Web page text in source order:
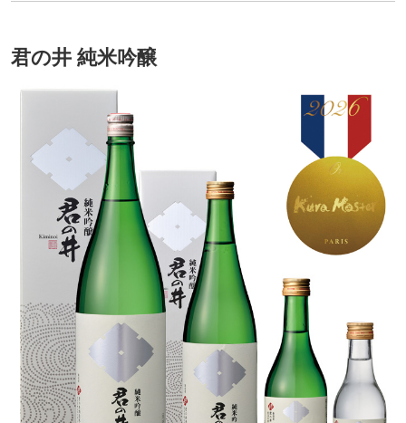
君の井 純米吟醸